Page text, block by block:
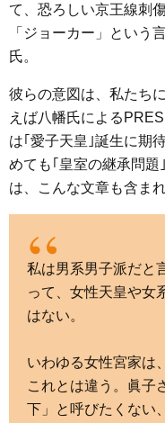
て、恐ろしい京王線刺
「ジョーカー」という
氏。
彼らの意図は、私たち
えば八幡氏による
は｢愛子天皇｣誕生に期
めても｢皇室の継承問題
は、こんな文章も含まれ
私は男系男子派だと
って、女性天皇や女
はない。
いわゆる女性宮家は
これとは違う。眞子
下」と呼びたくない